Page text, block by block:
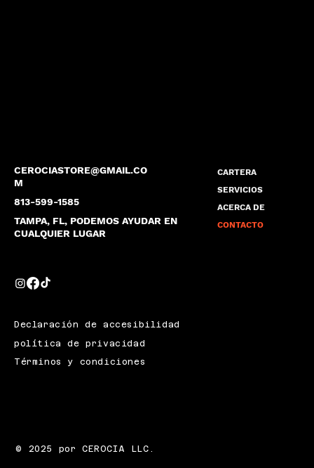
CEROCIASTORE@GMAIL.CO
M
813-599-1585
TAMPA, FL, PODEMOS AYUDAR EN
CUALQUIER LUGAR
CARTERA
SERVICIOS
ACERCA DE
CONTACTO
Declaración de accesibilidad
política de privacidad
Términos y condiciones
© 2025 por CEROCIA LLC.